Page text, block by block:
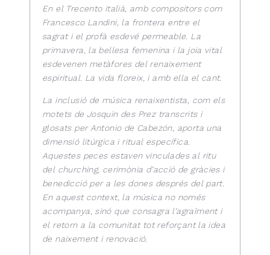
En el Trecento italià, amb compositors com
Francesco Landini, la frontera entre el
sagrat i el profà esdevé permeable. La
primavera, la bellesa femenina i la joia vital
esdevenen metàfores del renaixement
espiritual. La vida floreix, i amb ella el cant.
La inclusió de música renaixentista, com els
motets de Josquin des Prez transcrits i
glosats per Antonio de Cabezón, aporta una
dimensió litúrgica i ritual específica.
Aquestes peces estaven vinculades al ritu
del churching, cerimònia d’acció de gràcies i
benedicció per a les dones després del part.
En aquest context, la música no només
acompanya, sinó que consagra l’agraïment i
el retorn a la comunitat tot reforçant la idea
de naixement i renovació.